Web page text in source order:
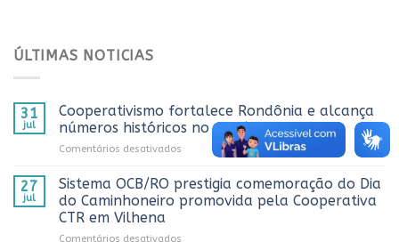
ÚLTIMAS NOTICIAS
31
jul
Cooperativismo fortalece Rondônia e alcança
números históricos no AnuárioCoop 2026
Comentários desativados
fortalece
Rondônia
e
27
jul
Sistema OCB/RO prestigia comemoração do Dia
do Caminhoneiro promovida pela Cooperativa
CTR em Vilhena
Comentários desativados